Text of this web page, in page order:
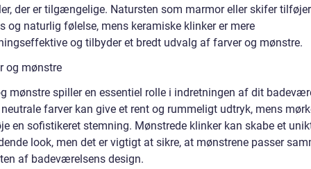
der er tilgængelige. Natursten som marmor eller skifer
og naturlig følelse, mens keramiske klinker er mere
og tilbyder et bredt udvalg af farver og mønstre.
og mønstre
mønstre spiller en essentiel rolle i indretningen af dit
farver kan give et rent og rummeligt udtryk, mens
en sofistikeret stemning. Mønstrede klinker kan skabe et
look, men det er vigtigt at sikre, at mønstrene passer
af badeværelsens design.